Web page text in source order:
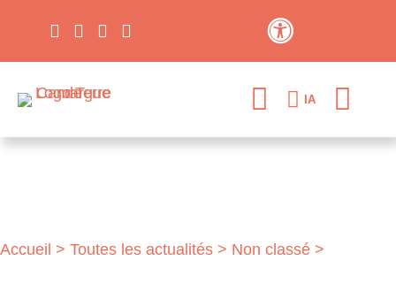
IA
Accueil > Toutes les actualités > Non classé >